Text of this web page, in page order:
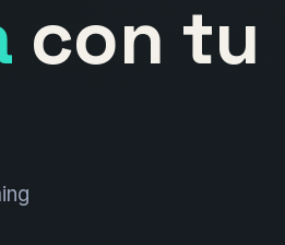
con tu